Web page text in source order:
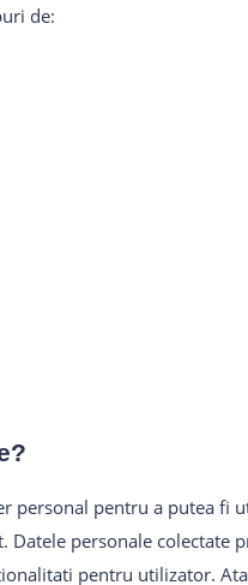
de:
personal pentru a putea fi
personale colectate
pentru utilizator.